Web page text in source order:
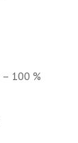
– 100 %